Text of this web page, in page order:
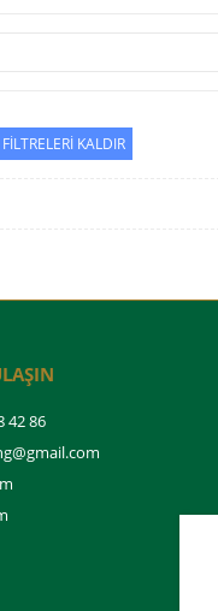
FİLTRELERİ KALDIR
42 86